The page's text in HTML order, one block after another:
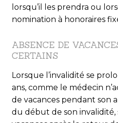
lorsqu’il les prendra ou
nomination à honoraires
ABSENCE DE
CERTAINS
Lorsque l’invalidité se
ans, comme le médecin
de vacances pendant son
du début de son invalidité,